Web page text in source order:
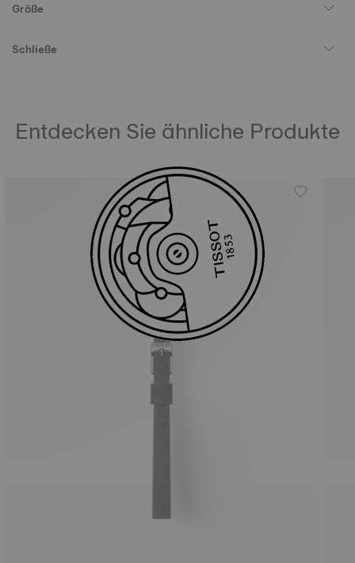
Größe
Schließe
Entdecken Sie ähnliche Produkte